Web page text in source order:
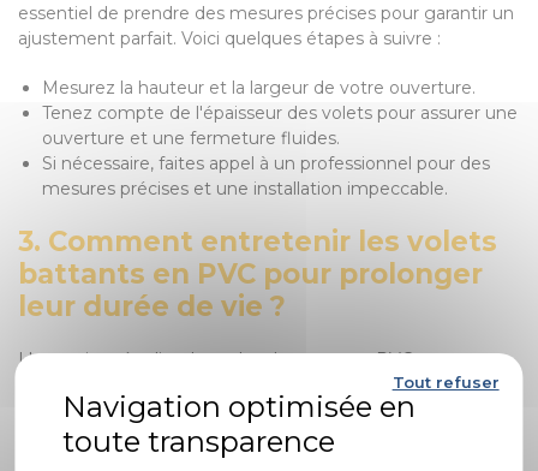
essentiel de prendre des mesures précises pour garantir un
ajustement parfait. Voici quelques étapes à suivre :
Mesurez la hauteur et la largeur de votre ouverture.
Tenez compte de l'épaisseur des volets pour assurer une
ouverture et une fermeture fluides.
Si nécessaire, faites appel à un professionnel pour des
mesures précises et une installation impeccable.
3. Comment entretenir les volets
battants en PVC pour prolonger
leur durée de vie ?
L'entretien régulier des volets battants en PVC est
essentiel pour assurer leur longévité. Voici quelques conseils
pratiques :
Nettoyez les volets avec de l'eau savonneuse et un
Tout refuser